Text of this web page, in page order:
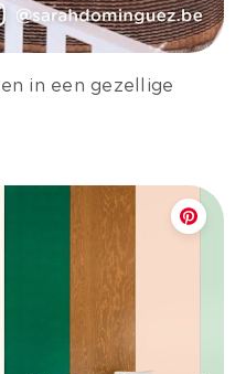
in een gezellige